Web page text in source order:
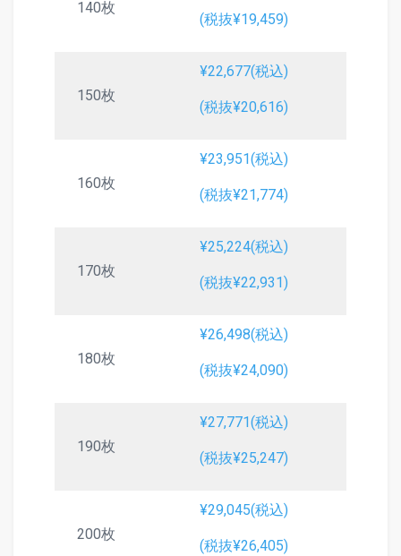
140枚
(税抜¥19,459)
150枚
¥22,677(税込)
(税抜¥20,616)
160枚
¥23,951(税込)
(税抜¥21,774)
170枚
¥25,224(税込)
(税抜¥22,931)
180枚
¥26,498(税込)
(税抜¥24,090)
190枚
¥27,771(税込)
(税抜¥25,247)
200枚
¥29,045(税込)
(税抜¥26,405)